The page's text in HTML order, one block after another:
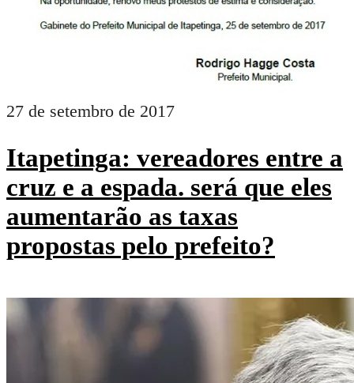
27 de setembro de 2017
Itapetinga: vereadores entre a
cruz e a espada. será que eles
aumentarão as taxas
propostas pelo prefeito?